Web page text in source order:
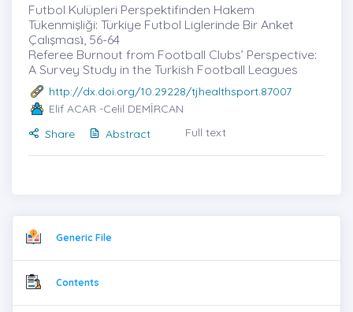
Futbol Kulüpleri Perspektifinden Hakem
Tükenmişliği: Türkiye Futbol Liglerinde Bir Anket
Çalışması̇, 56-64
Referee Burnout from Football Clubs’ Perspective:
A Survey Study in the Turkish Football Leagues
http://dx.doi.org/10.29228/tjhealthsport.87007
Elif ACAR -Celil DEMİRCAN
Share
Abstract Full text
Generic File
Contents